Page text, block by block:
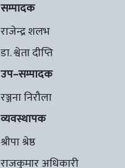
सम्पादक
राजेन्द्र शलभ
डा. श्वेता दीप्ति
उप–सम्पादक
रञ्जना निरौला
व्यवस्थापक
श्रीपा श्रेष्ठ
राजकुमार अधिकारी